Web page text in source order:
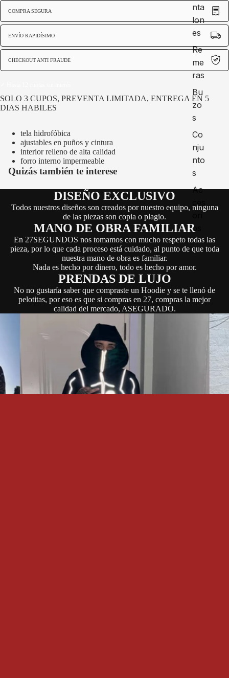
nta
lon
es
Re
me
ras
Bu
zo
s
Co
nju
nto
s
Ac
ces
os
COMPRA SEGURA
ENVÍO RAPIDÍSIMO
CHECKOUT ANTI FRAUDE
SOLO 3 CUPOS, PREVENTA LIMITADA, ENTREGA EN 5
DIAS HABILES
tela hidrofóbica
ajustables en puños y cintura
interior relleno de alta calidad
forro interno impermeable
Quizás también te interese
DISEÑO EXCLUSIVO
Todos nuestros diseños son creados por nuestro equipo, ninguna
de las piezas son copia o plagio.
MANO DE OBRA FAMILIAR
En 27SEGUNDOS nos tomamos con mucho respeto todas las
pieza, por lo que cada proceso está cuidado, al punto de que toda
nuestra mano de obra es familiar.
Nada es hecho por dinero, todo es hecho por amor.
PRENDAS DE LUJO
No no gustaría saber que compraste un Hoodie y se te llenó de
pelotitas, por eso es que si compras en 27, compras la mejor
calidad del mercado, ASEGURADO.